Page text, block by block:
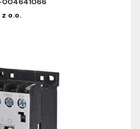
z o.o.